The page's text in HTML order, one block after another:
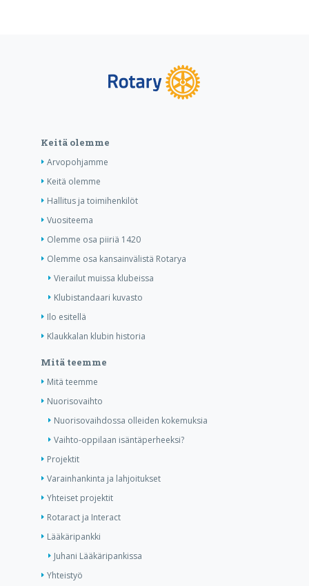
Keitä olemme
Arvopohjamme
Keitä olemme
Hallitus ja toimihenkilöt
Vuositeema
Olemme osa piiriä 1420
Olemme osa kansainvälistä Rotarya
Vierailut muissa klubeissa
Klubistandaari kuvasto
Ilo esitellä
Klaukkalan klubin historia
Mitä teemme
Mitä teemme
Nuorisovaihto
Nuorisovaihdossa olleiden kokemuksia
Vaihto-oppilaan isäntäperheeksi?
Projektit
Varainhankinta ja lahjoitukset
Yhteiset projektit
Rotaract ja Interact
Lääkäripankki
Juhani Lääkäripankissa
Yhteistyö